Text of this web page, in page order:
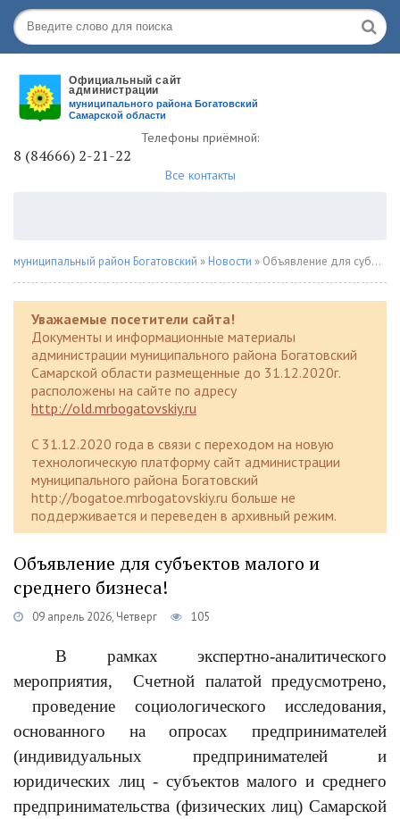
Телефоны приёмной:
8 (84666) 2-21-22
Все контакты
муниципальный район Богатовский » Новости » Объявление для субъектов малого и среднего бизнеса!
Уважаемые посетители сайта!
Документы и информационные материалы
администрации муниципального района Богатовский
Самарской области размещенные до 31.12.2020г.
расположены на сайте по адресу
http://old.mrbogatovskiy.ru
C 31.12.2020 года в связи с переходом на новую
технологическую платформу сайт администрации
муниципального района Богатовский
http://bogatoe.mrbogatovskiy.ru больше не
поддерживается и переведен в архивный режим.
Объявление для субъектов малого и
среднего бизнеса!
09 апрель 2026, Четверг 105
В рамках экспертно-аналитического
мероприятия, Счетной палатой предусмотрено,
проведение социологического исследования,
основанного на опросах предпринимателей
(индивидуальных предпринимателей и
юридических лиц - субъектов малого и среднего
предпринимательства (физических лиц) Самарской